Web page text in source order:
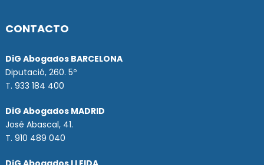
CONTACTO
DiG Abogados BARCELONA
Diputació, 260. 5º
T. 933 184 400
DiG Abogados MADRID
José Abascal, 41.
T.910 489 040